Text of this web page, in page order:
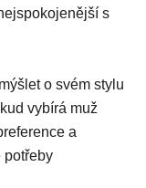
s
o svém stylu
vybírá muž
a
potřeby